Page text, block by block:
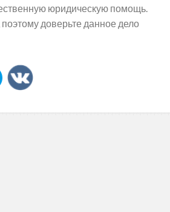
юридическую помощь.
доверьте данное дело